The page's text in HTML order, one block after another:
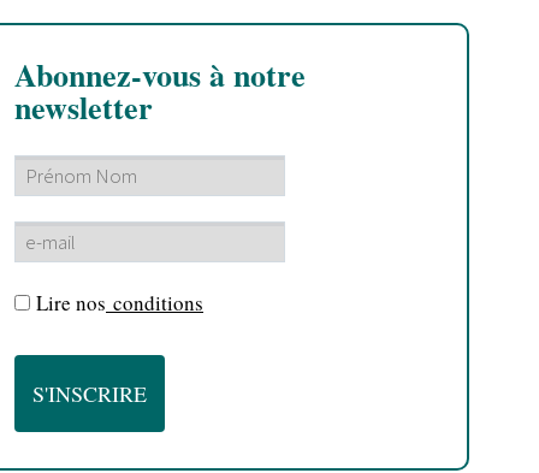
Abonnez-vous à notre
newsletter
Lire nos conditions